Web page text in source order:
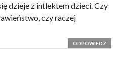
dzieje z intlektem dzieci. Czy
czy raczej
ODPOWIEDZ